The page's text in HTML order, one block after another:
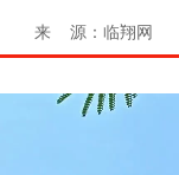
来 源：临翔网